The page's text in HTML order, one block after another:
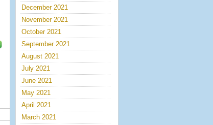
December 2021
November 2021
October 2021
September 2021
August 2021
July 2021
June 2021
May 2021
April 2021
March 2021